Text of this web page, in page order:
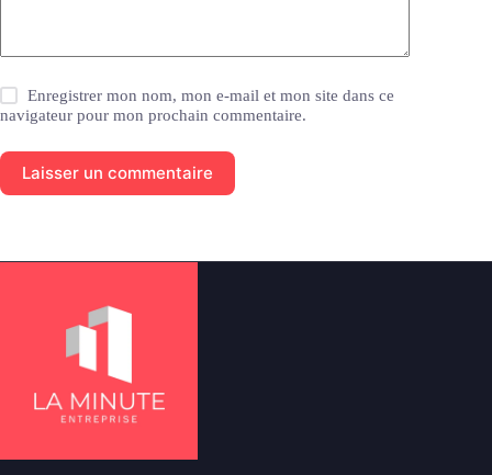
Enregistrer mon nom, mon e-mail et mon site dans ce
navigateur pour mon prochain commentaire.
Laisser un commentaire